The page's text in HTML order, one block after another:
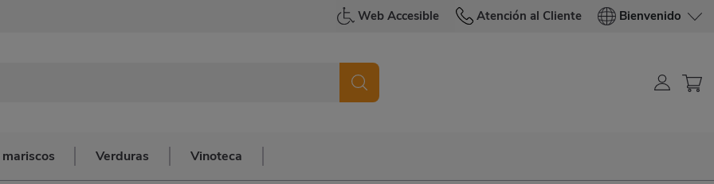
Web Accesible Atención al Cliente Bienvenido
Verduras Vinoteca